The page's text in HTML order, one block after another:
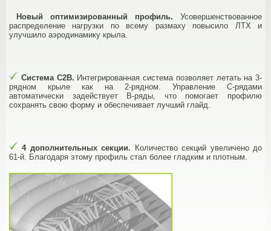
Новый оптимизированный профиль. Усовершенствованное
распределение нагрузки по всему размаху повысило ЛТХ и
улучшило аэродинамику крыла.
Система С2В. Интегрированная система позволяет летать на 3-
рядном крыле как на 2-рядном. Управление C-рядами
автоматически задействует B-ряды, что помогает профилю
сохранять свою форму и обеспечивает лучший глайд.
4 дополнительных секции. Количество секций увеличено до
61-й. Благодаря этому профиль стал более гладким и плотным.